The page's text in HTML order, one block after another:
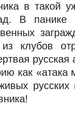
в такой
В панике
клубов
русская
как «атака